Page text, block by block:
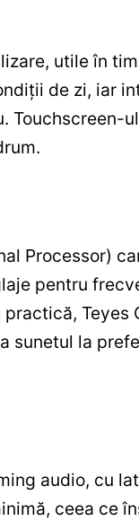
utile în
de zi, iar
Touchscreen-
Processor)
pentru
Teyes
sunetul la
audio, cu
ceea ce